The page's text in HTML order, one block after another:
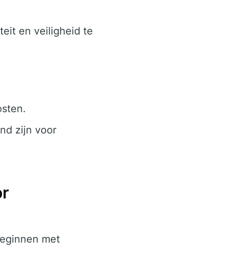
en veiligheid te
zijn voor
met